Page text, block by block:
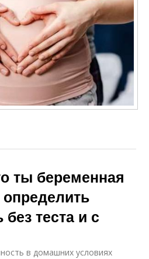
ты беременная
определить
теста и с
в домашних условиях